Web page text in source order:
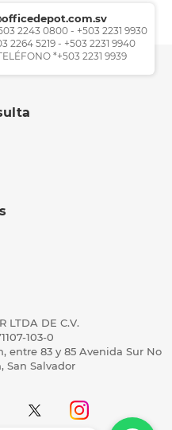
2243 0800 - +503 2231 9930
2264 5219 - +503 2231 9940
*+503 2231 9939
LTDA DE C.V.
103-0
entre 83 y 85 Avenida Sur No
San Salvador